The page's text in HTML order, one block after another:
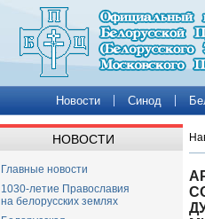
Новости Синод
НОВОСТИ
Главные новости
1030-летие Православия
на белорусских землях